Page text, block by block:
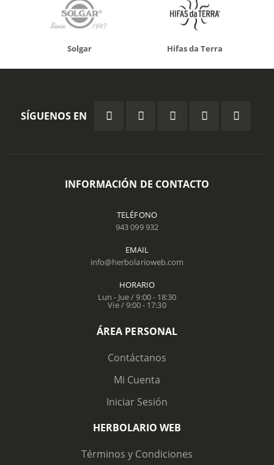
Solgar Hifas da Terra
SÍGUENOS EN
INFORMACIÓN DE CONTACTO
TELÉFONO
943 099 932
EMAIL
info@herbolarioweb.com
HORARIO
Lun - Jue / 9:00 - 18:30
Vie / 9:00 - 17:30
ÁREA PERSONAL
Contáctanos
Mi Cuenta
Iniciar Sesión
HERBOLARIO WEB
Términos y Condiciones